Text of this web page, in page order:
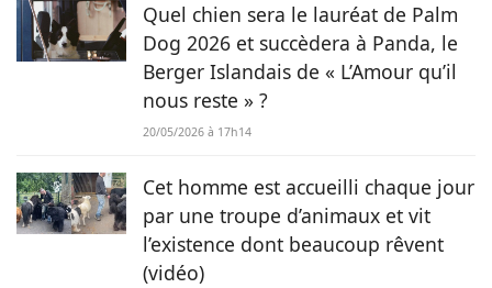
Quel chien sera le lauréat de Palm
Dog 2026 et succèdera à Panda, le
Berger Islandais de « L’Amour qu’il
nous reste » ?
20/05/2026 à 17h14
Cet homme est accueilli chaque jour
par une troupe d’animaux et vit
l’existence dont beaucoup rêvent
(vidéo)